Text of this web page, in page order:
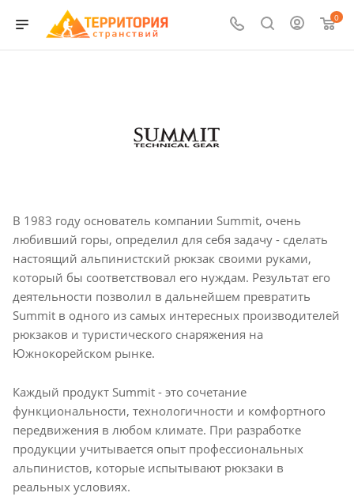
0
В 1983 году основатель компании Summit, очень
любивший горы, определил для себя задачу - сделать
настоящий альпинистский рюкзак своими руками,
который бы соответствовал его нуждам. Результат его
деятельности позволил в дальнейшем превратить
Summit в одного из самых интересных производителей
рюкзаков и туристического снаряжения на
Южнокорейском рынке.
Каждый продукт Summit - это сочетание
функциональности, технологичности и комфортного
передвижения в любом климате. При разработке
продукции учитывается опыт профессиональных
альпинистов, которые испытывают рюкзаки в
реальных условиях.